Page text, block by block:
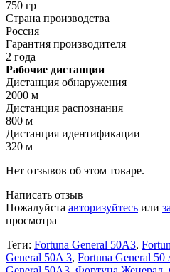
750 гр
Страна производства
Россия
Гарантия производителя
2 года
Рабочие дистанции
Дистанция обнаружения
2000 м
Дистанция распознания
800 м
Дистанция идентификации
320 м
Нет отзывов об этом товаре.
Написать отзыв
Пожалуйста авторизуйтесь или
просмотра
Теги: Fortuna General 50A3,
General 50A 3, Fortuna General 50